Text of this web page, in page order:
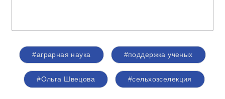
#аграрная наука #поддержка ученых
#Ольга Швецова #сельхозселекция